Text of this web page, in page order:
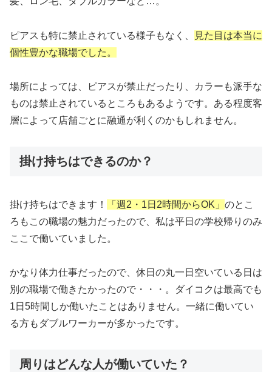
ピアスも特に禁止されている様子もなく、
見た目は本当に
個性豊かな職場でした。
場所によっては、ピアスが禁止だったり、カラーも派手な
ものは禁止されているところもあるようです。ある程度客
層によって店舗ごとに融通が利くのかもしれません。
掛け持ちはできるのか？
掛け持ちはできます！ 「週2・1日2時間からOK」 のとこ
ろもこの職場の魅力だったので、私は平日の学校帰りのみ
ここで働いていました。
かなり体力仕事だったので、休日の丸一日空いている日は
別の職場で働きたかったので・・・。ダイコクは最高でも
1日5時間しか働いたことはありません。一緒に働いてい
る方もダブルワーカーが多かったです。
周りはどんな人が働いていた？